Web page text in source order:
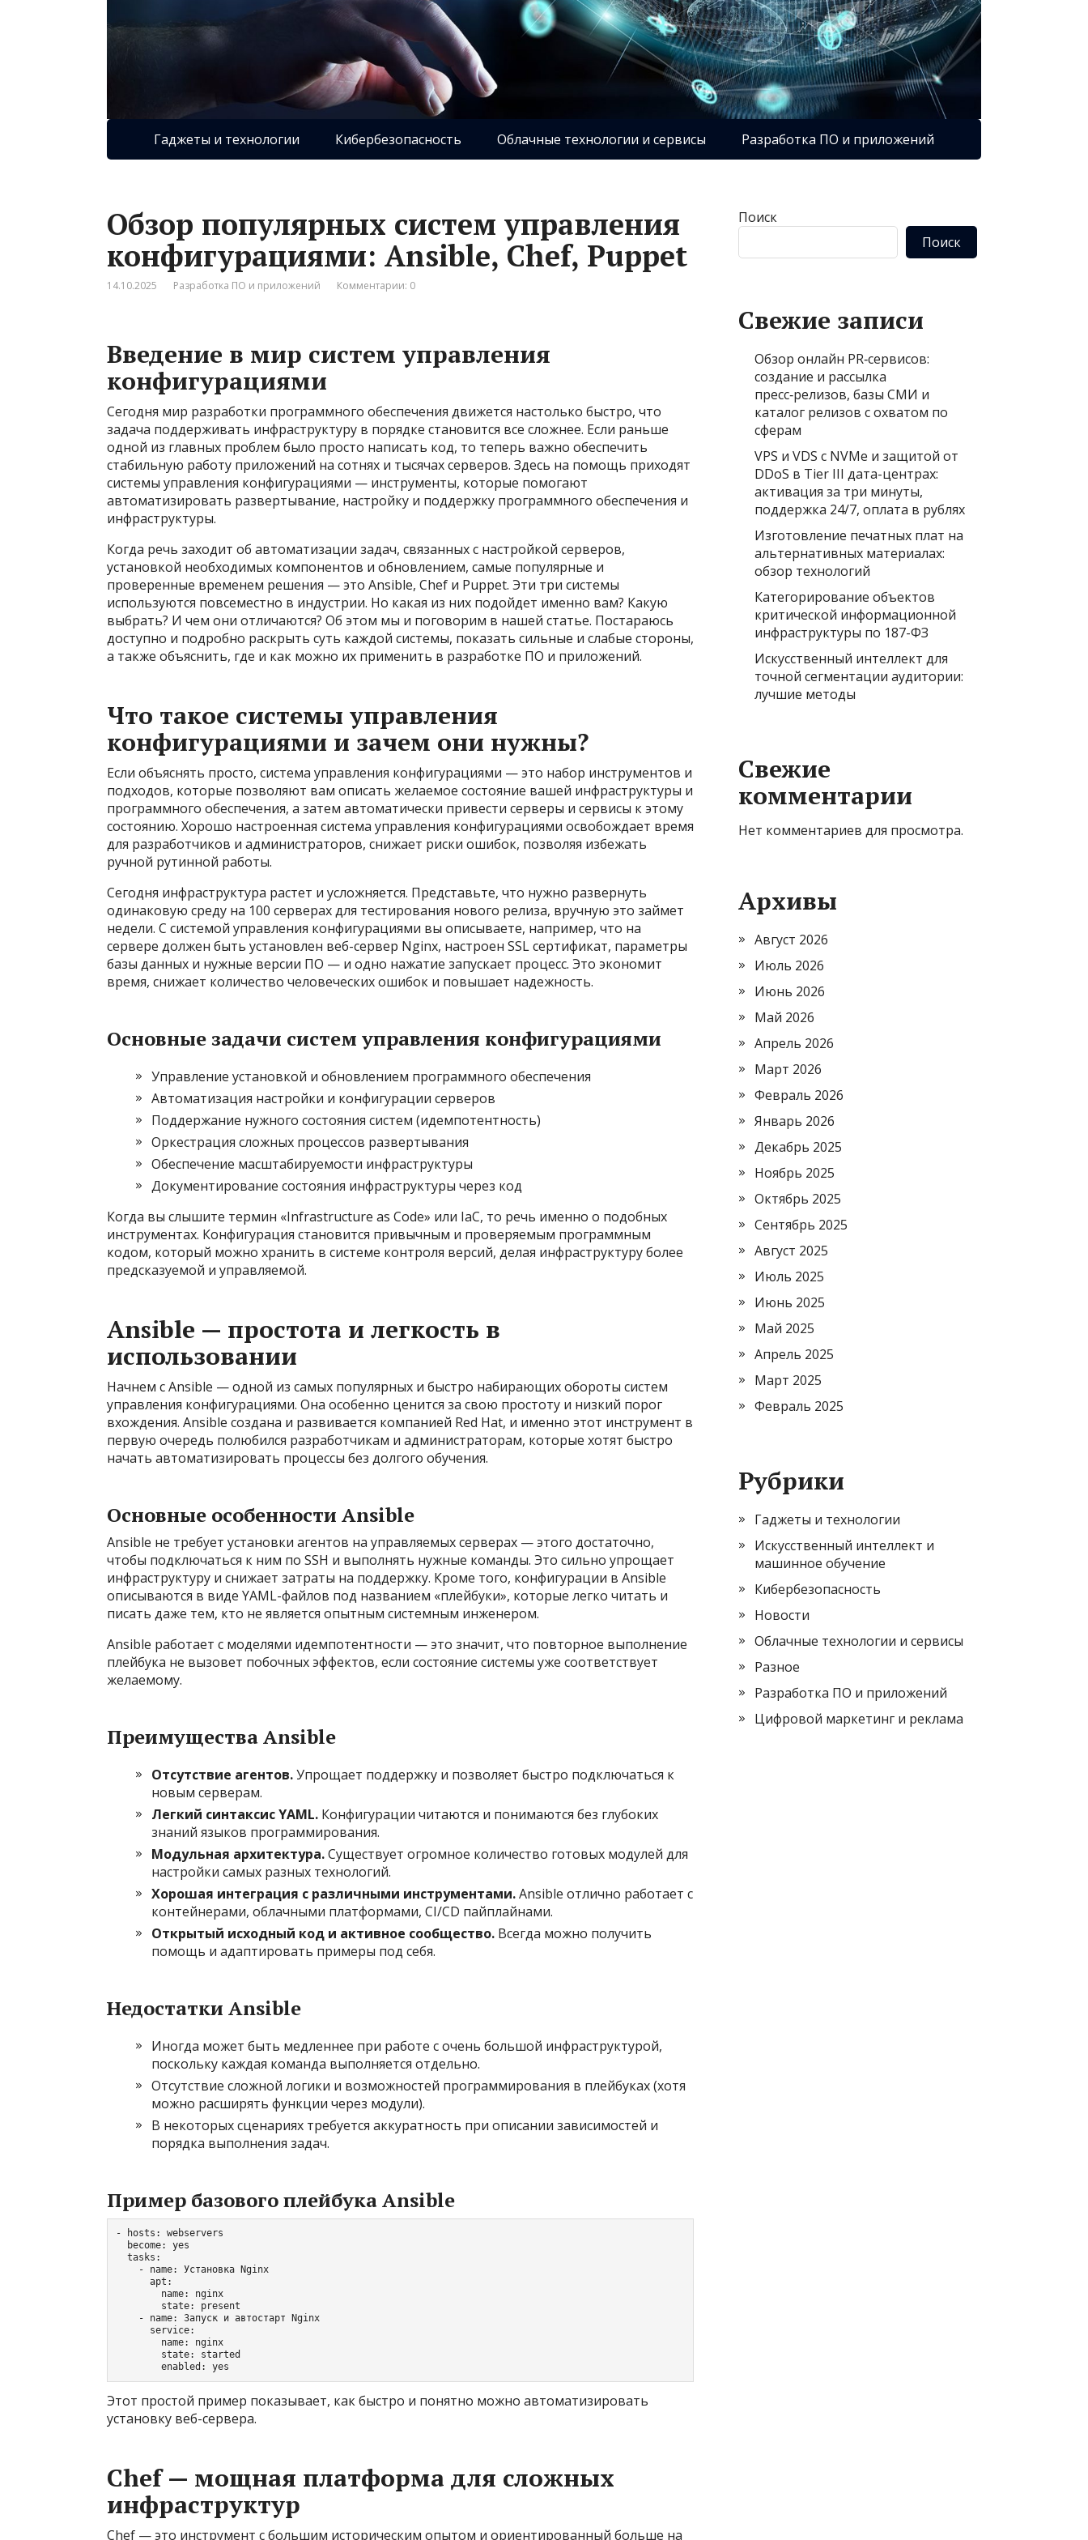
Гаджеты и технологии Кибербезопасность Облачные технологии и сервисы Разработка ПО и приложений
Обзор популярных систем управления
конфигурациями: Ansible, Chef, Puppet
14.10.2025 Разработка ПО и приложений Комментарии: 0
Введение в мир систем управления
конфигурациями
Сегодня мир разработки программного обеспечения движется настолько быстро, что
задача поддерживать инфраструктуру в порядке становится все сложнее. Если раньше
одной из главных проблем было просто написать код, то теперь важно обеспечить
стабильную работу приложений на сотнях и тысячах серверов. Здесь на помощь приходят
системы управления конфигурациями — инструменты, которые помогают
автоматизировать развертывание, настройку и поддержку программного обеспечения и
инфраструктуры.
Когда речь заходит об автоматизации задач, связанных с настройкой серверов,
установкой необходимых компонентов и обновлением, самые популярные и
проверенные временем решения — это Ansible, Chef и Puppet. Эти три системы
используются повсеместно в индустрии. Но какая из них подойдет именно вам? Какую
выбрать? И чем они отличаются? Об этом мы и поговорим в нашей статье. Постараюсь
доступно и подробно раскрыть суть каждой системы, показать сильные и слабые стороны,
а также объяснить, где и как можно их применить в разработке ПО и приложений.
Что такое системы управления
конфигурациями и зачем они нужны?
Если объяснять просто, система управления конфигурациями — это набор инструментов и
подходов, которые позволяют вам описать желаемое состояние вашей инфраструктуры и
программного обеспечения, а затем автоматически привести серверы и сервисы к этому
состоянию. Хорошо настроенная система управления конфигурациями освобождает время
для разработчиков и администраторов, снижает риски ошибок, позволяя избежать
ручной рутинной работы.
Сегодня инфраструктура растет и усложняется. Представьте, что нужно развернуть
одинаковую среду на 100 серверах для тестирования нового релиза, вручную это займет
недели. С системой управления конфигурациями вы описываете, например, что на
сервере должен быть установлен веб-сервер Nginx, настроен SSL сертификат, параметры
базы данных и нужные версии ПО — и одно нажатие запускает процесс. Это экономит
время, снижает количество человеческих ошибок и повышает надежность.
Основные задачи систем управления конфигурациями
Управление установкой и обновлением программного обеспечения
Автоматизация настройки и конфигурации серверов
Поддержание нужного состояния систем (идемпотентность)
Оркестрация сложных процессов развертывания
Обеспечение масштабируемости инфраструктуры
Документирование состояния инфраструктуры через код
Когда вы слышите термин «Infrastructure as Code» или IaC, то речь именно о подобных
инструментах. Конфигурация становится привычным и проверяемым программным
кодом, который можно хранить в системе контроля версий, делая инфраструктуру более
предсказуемой и управляемой.
Ansible — простота и легкость в
использовании
Начнем с Ansible — одной из самых популярных и быстро набирающих обороты систем
управления конфигурациями. Она особенно ценится за свою простоту и низкий порог
вхождения. Ansible создана и развивается компанией Red Hat, и именно этот инструмент в
первую очередь полюбился разработчикам и администраторам, которые хотят быстро
начать автоматизировать процессы без долгого обучения.
Основные особенности Ansible
Ansible не требует установки агентов на управляемых серверах — этого достаточно,
чтобы подключаться к ним по SSH и выполнять нужные команды. Это сильно упрощает
инфраструктуру и снижает затраты на поддержку. Кроме того, конфигурации в Ansible
описываются в виде YAML-файлов под названием «плейбуки», которые легко читать и
писать даже тем, кто не является опытным системным инженером.
Ansible работает с моделями идемпотентности — это значит, что повторное выполнение
плейбука не вызовет побочных эффектов, если состояние системы уже соответствует
желаемому.
Преимущества Ansible
Отсутствие агентов.Упрощает поддержку и позволяет быстро подключаться к
новым серверам.
Легкий синтаксис YAML. Конфигурации читаются и понимаются без глубоких
знаний языков программирования.
Модульная архитектура.Существует огромное количество готовых модулей для
настройки самых разных технологий.
Хорошая интеграция с различными инструментами.Ansible отлично работает с
контейнерами, облачными платформами, CI/CD пайплайнами.
Открытый исходный код и активное сообщество. Всегда можно получить
помощь и адаптировать примеры под себя.
Недостатки Ansible
Иногда может быть медленнее при работе с очень большой инфраструктурой,
поскольку каждая команда выполняется отдельно.
Отсутствие сложной логики и возможностей программирования в плейбуках (хотя
можно расширять функции через модули).
В некоторых сценариях требуется аккуратность при описании зависимостей и
порядка выполнения задач.
Пример базового плейбука Ansible
- hosts: webservers
  become: yes
  tasks:
    - name: Установка Nginx
      apt:
        name: nginx
        state: present
    - name: Запуск и автостарт Nginx
      service:
        name: nginx
        state: started
Этот простой пример показывает, как быстро и понятно можно автоматизировать
установку веб-сервера.
Chef — мощная платформа для сложных
инфраструктур
Chef — это инструмент с большим историческим опытом и ориентированный больше на
Поиск
Поиск
Свежие записи
Обзор онлайн PR‑сервисов:
создание и рассылка
пресс‑релизов, базы СМИ и
каталог релизов с охватом по
сферам
VPS и VDS с NVMe и защитой от
DDoS в Tier III дата-центрах:
активация за три минуты,
поддержка 24/7, оплата в рублях
Изготовление печатных плат на
альтернативных материалах:
обзор технологий
Категорирование объектов
критической информационной
инфраструктуры по 187-ФЗ
Искусственный интеллект для
точной сегментации аудитории:
лучшие методы
Свежие
комментарии
Нет комментариев для просмотра.
Архивы
Август 2026
Июль 2026
Июнь 2026
Май 2026
Апрель 2026
Март 2026
Февраль 2026
Январь 2026
Декабрь 2025
Ноябрь 2025
Октябрь 2025
Сентябрь 2025
Август 2025
Июль 2025
Июнь 2025
Май 2025
Апрель 2025
Март 2025
Февраль 2025
Рубрики
Гаджеты и технологии
Искусственный интеллект и
машинное обучение
Кибербезопасность
Новости
Облачные технологии и сервисы
Разное
Разработка ПО и приложений
Цифровой маркетинг и реклама